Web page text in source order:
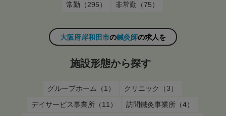
常勤（295） 非常勤（75）
大阪府岸和田市の鍼灸師の求人を
施設形態から探す
グループホーム（1）
クリニック（3）
デイサービス事業所（11）
訪問鍼灸事業所（4）